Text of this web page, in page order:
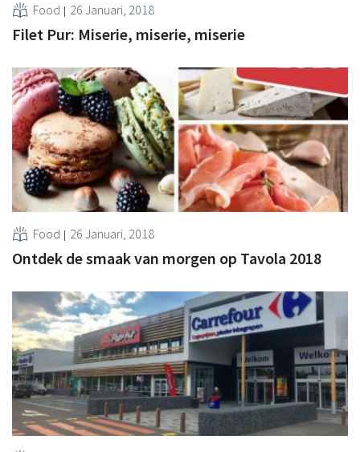
Food 26 Januari, 2018
Filet Pur: Miserie, miserie, miserie
Food 26 Januari, 2018
Ontdek de smaak van morgen op Tavola 2018